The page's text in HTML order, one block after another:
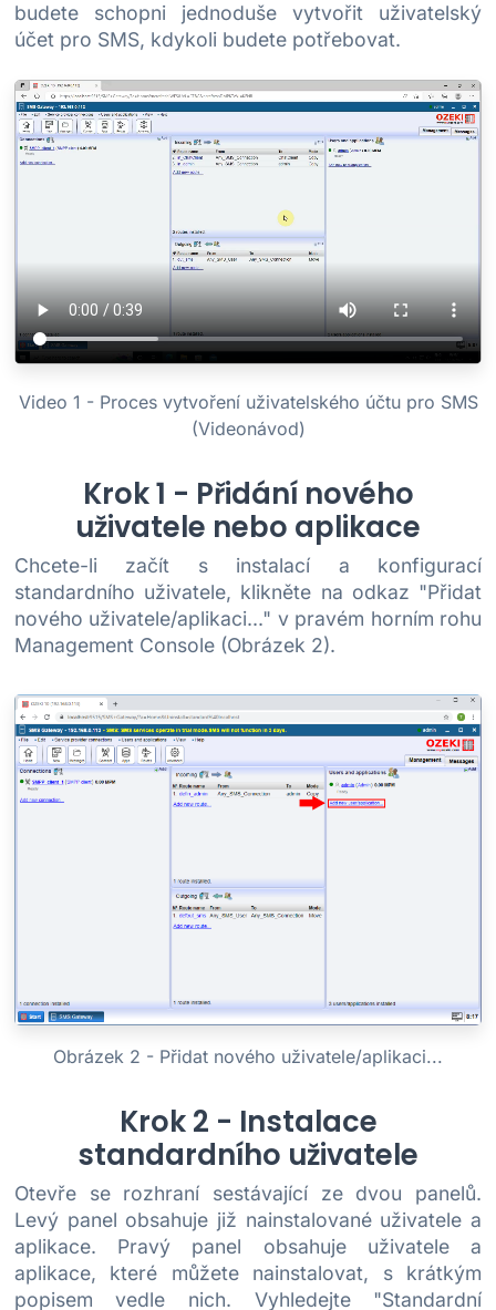
budete schopni jednoduše vytvořit uživatelský
účet pro SMS, kdykoli budete potřebovat.
Video 1 - Proces vytvoření uživatelského účtu pro SMS
(Videonávod)
Krok 1 - Přidání nového
uživatele nebo aplikace
Chcete-li začít s instalací a konfigurací
standardního uživatele, klikněte na odkaz "Přidat
nového uživatele/aplikaci..." v pravém horním rohu
Management Console (Obrázek 2).
Obrázek 2 - Přidat nového uživatele/aplikaci...
Krok 2 - Instalace
standardního uživatele
Otevře se rozhraní sestávající ze dvou panelů.
Levý panel obsahuje již nainstalované uživatele a
aplikace. Pravý panel obsahuje uživatele a
aplikace, které můžete nainstalovat, s krátkým
popisem vedle nich. Vyhledejte "Standardní